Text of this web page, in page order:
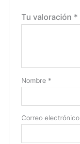
Tu valoración *
Nombre *
Correo electrónico